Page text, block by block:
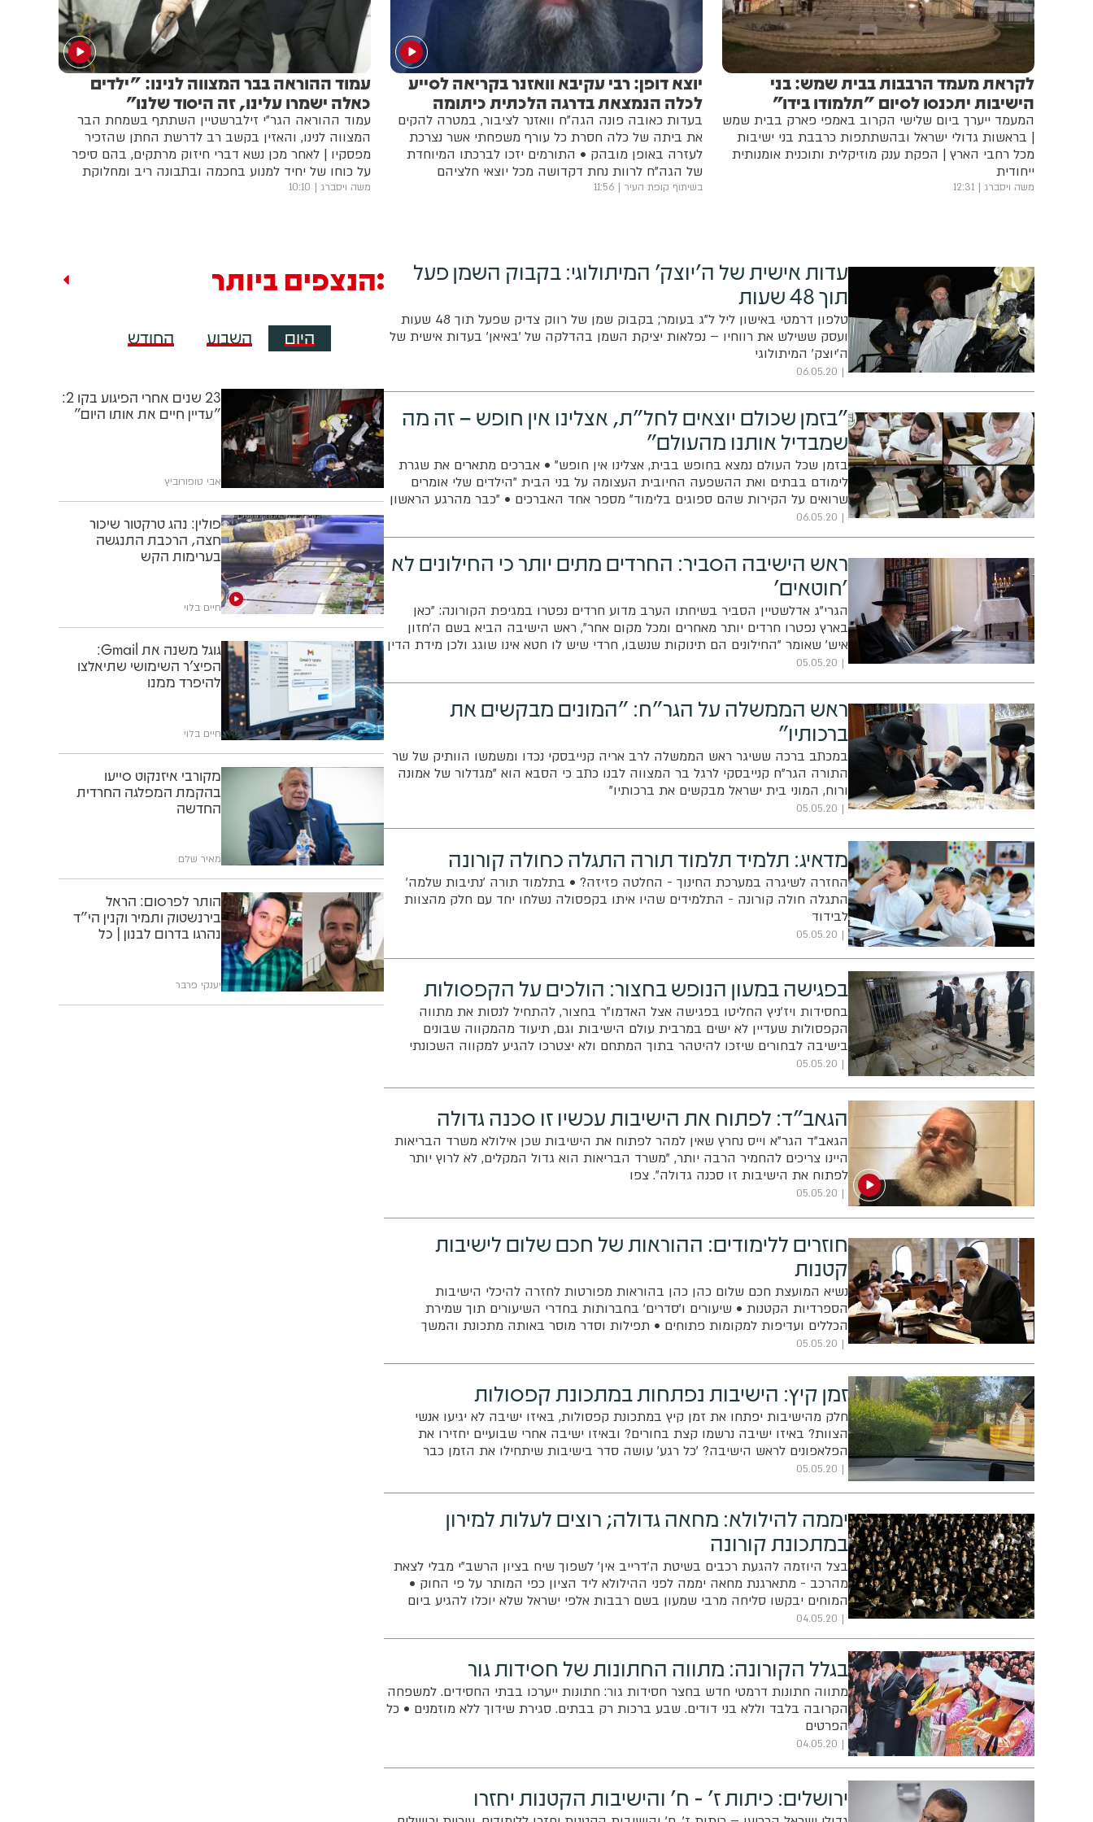
לקראת מעמד הרבבות בבית שמש: בני
הישיבות יתכנסו לסיום "תלמודו בידו"
המעמד ייערך ביום שלישי הקרוב באמפי פארק בבית שמש
| בראשות גדולי ישראל ובהשתתפות כרבבת בני ישיבות
מכל רחבי הארץ | הפקת ענק מוזיקלית ותוכנית אומנותית
ייחודית
משה ויסברג 12:31
יוצא דופן: רבי עקיבא וואזנר בקריאה לסייע
לכלה הנמצאת בדרגה הלכתית כיתומה
בעדות כאובה פונה הגה"ח וואזנר לציבור, במטרה להקים
את ביתה של כלה חסרת כל עורף משפחתי אשר נצרכת
לעזרה באופן מובהק • התורמים יזכו לברכתו המיוחדת
של הגה"ח לרוות נחת דקדושה מכל יוצאי חלציהם
בשיתוף קופת העיר 11:56
עמוד ההוראה בבר המצווה לנינו: "ילדים
כאלה ישמרו עלינו, זה היסוד שלנו"
עמוד ההוראה הגר"י זילברשטיין השתתף בשמחת הבר
המצווה לנינו, והאזין בקשב רב לדרשת החתן שהזכיר
מפסקיו | לאחר מכן נשא דברי חיזוק מרתקים, בהם סיפר
על כוחו של יחיד למנוע בחכמה ובתבונה ריב ומחלוקת
מרבים | צפו בתיעוד המרתק באדיבות מערכת 'דברי חמד'
משה ויסברג 10:10
עדות אישית של ה'יוצק' המיתולוגי: בקבוק השמן פעל
תוך 48 שעות
טלפון דרמטי באישון ליל ל"ג בעומר; בקבוק שמן של רווק צדיק שפעל תוך 48 שעות
ועסק ששילש את רווחיו – נפלאות יציקת השמן בהדלקה של 'באיאן' בעדות אישית של
ה'יוצק' המיתולוגי
06.05.20
"בזמן שכולם יוצאים לחל"ת, אצלינו אין חופש – זה מה
שמבדיל אותנו מהעולם"
בזמן שכל העולם נמצא בחופש בבית, אצלינו אין חופש" • אברכים מתארים את שגרת
לימודם בבתים ואת ההשפעה החיובית העצומה על בני הבית "הילדים שלי אומרים
שרואים על הקירות שהם ספוגים בלימוד" מספר אחד האברכים • "כבר מהרגע הראשון
הבנו שמה שנכון אולי לעולם לא נכון עבורנו" מסבירים בהנהלת רשת הכוללים 'יששכר
באוהליך'. "אנחנו, בניגוד לחברות ומפעלים, מחזיקים את העולם כפשוטו"
06.05.20
ראש הישיבה הסביר: החרדים מתים יותר כי החילונים לא
'חוטאים'
הגרי"ג אדלשטיין הסביר בשיחתו הערב מדוע חרדים נפטרו במגיפת הקורונה: "כאן
בארץ נפטרו חרדים יותר מאחרים ומכל מקום אחר", ראש הישיבה הביא בשם ה'חזון
איש' שאומר "החילונים הם תינוקות שנשבו, חרדי שיש לו חטא אינו שוגג ולכן מידת הדין
פוגעת יותר בחרדים" • הגרי"ג המליץ להימנע גם ממתווה הקפסולות וקרא ללמוד דרך
הטלפון - "הם התחזקו בתורה"
05.05.20
ראש הממשלה על הגר"ח: "המונים מבקשים את
ברכותיו"
במכתב ברכה ששיגר ראש הממשלה לרב אריה קנייבסקי נכדו ומשמשו הוותיק של שר
התורה הגר"ח קנייבסקי לרגל בר המצווה לבנו כתב כי הסבא הוא "מגדלור של אמונה
ורוח, המוני בית ישראל מבקשים את ברכותיו"
05.05.20
מדאיג: תלמיד תלמוד תורה התגלה כחולה קורונה
החזרה לשיגרה במערכת החינוך - החלטה פזיזה? • בתלמוד תורה 'נתיבות שלמה'
התגלה חולה קורונה - התלמידים שהיו איתו בקפסולה נשלחו יחד עם חלק מהצוות
לבידוד
05.05.20
בפגישה במעון הנופש בחצור: הולכים על הקפסולות
בחסידות ויז'ניץ החליטו בפגישה אצל האדמו"ר בחצור, להתחיל לנסות את מתווה
הקפסולות שעדיין לא ישים במרבית עולם הישיבות וגם, תיעוד מהמקווה שבונים
בישיבה לבחורים שיזכו להיטהר בתוך המתחם ולא יצטרכו להגיע למקווה השכונתי
05.05.20
הגאב"ד: לפתוח את הישיבות עכשיו זו סכנה גדולה
הגאב"ד הגר"א וייס נחרץ שאין למהר לפתוח את הישיבות שכן אילולא משרד הבריאות
היינו צריכים להחמיר הרבה יותר, "משרד הבריאות הוא גדול המקלים, לא לרוץ יותר
לפתוח את הישיבות זו סכנה גדולה". צפו
05.05.20
חוזרים ללימודים: ההוראות של חכם שלום לישיבות
קטנות
נשיא המועצת חכם שלום כהן כהן בהוראות מפורטות לחזרה להיכלי הישיבות
הספרדיות הקטנות • שיעורים ו'סדרים' בחברותות בחדרי השיעורים תוך שמירת
הכללים ועדיפות למקומות פתוחים • תפילות וסדר מוסר באותה מתכונת והמשך
העברת השיעורים דרך הטלפון
05.05.20
זמן קיץ: הישיבות נפתחות במתכונת קפסולות
חלק מהישיבות יפתחו את זמן קיץ במתכונת קפסולות, באיזו ישיבה לא יגיעו אנשי
הצוות? באיזו ישיבה נרשמו קצת בחורים? ובאיזו ישיבה אחרי שבועיים יחזירו את
הפלאפונים לראש הישיבה? 'כל רגע' עושה סדר בישיבות שיתחילו את הזמן כבר
השבוע
05.05.20
יממה להילולא: מחאה גדולה; רוצים לעלות למירון
במתכונת קורונה
בצל היוזמה להגעת רכבים בשיטת ה'דרייב אין' לשפוך שיח בציון הרשב"י מבלי לצאת
מהרכב - מתארגנת מחאה יממה לפני ההילולא ליד הציון כפי המותר על פי החוק •
המוחים יבקשו סליחה מרבי שמעון בשם רבבות אלפי ישראל שלא יוכלו להגיע ביום
השנה להתפלל ולערוך חלאק'ה
04.05.20
בגלל הקורונה: מתווה החתונות של חסידות גור
מתווה חתונות דרמטי חדש בחצר חסידות גור: חתונות ייערכו בבתי החסידים. למשפחה
הקרובה בלבד וללא בני דודים. שבע ברכות רק בבתים. סגירת שידוך ללא מוזמנים • כל
הפרטים
04.05.20
ירושלים: כיתות ז' - ח' והישיבות הקטנות יחזרו
הנצפים ביותר
היום השבוע החודש
23 שנים אחרי הפיגוע בקו 2:
"עדיין חיים את אותו היום"
אבי טופורוביץ
פולין: נהג טרקטור שיכור
חצה, הרכבת התנגשה
בערימות הקש
חיים בלוי
גוגל משנה את Gmail:
הפיצ'ר השימושי שתיאלצו
להיפרד ממנו
חיים בלוי
מקורבי איזנקוט סייעו
בהקמת המפלגה החרדית
החדשה
מאיר שלם
הותר לפרסום: הראל
בירנשטוק ותמיר וקנין הי"ד
נהרגו בדרום לבנון | כל
יענקי פרבר